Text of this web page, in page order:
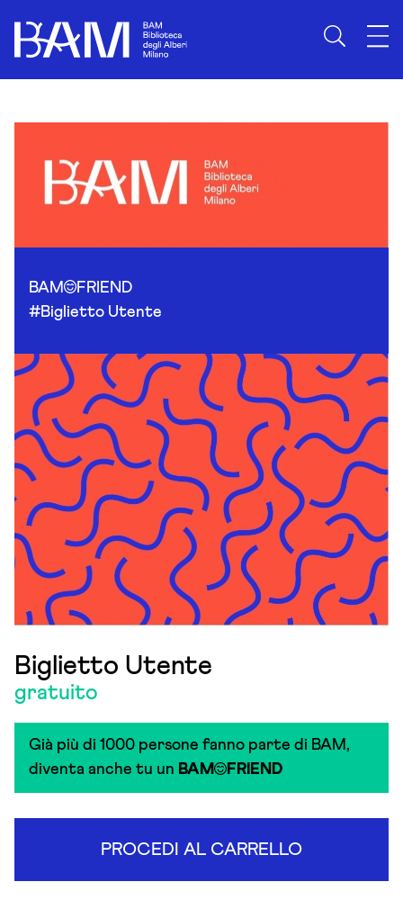
BAM
FRIEND
#Biglietto Utente
Biglietto Utente
gratuito
Già più di 1000 persone fanno parte di BAM,
diventa anche tu un BAM FRIEND
PROCEDI AL CARRELLO